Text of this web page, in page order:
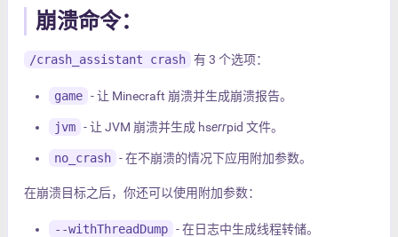
崩溃命令：
/crash_assistant crash 有 3 个选项：
game - 让 Minecraft 崩溃并生成崩溃报告。
jvm - 让 JVM 崩溃并生成 hserrpid 文件。
no_crash - 在不崩溃的情况下应用附加参数。
在崩溃目标之后，你还可以使用附加参数：
--withThreadDump - 在日志中生成线程转储。